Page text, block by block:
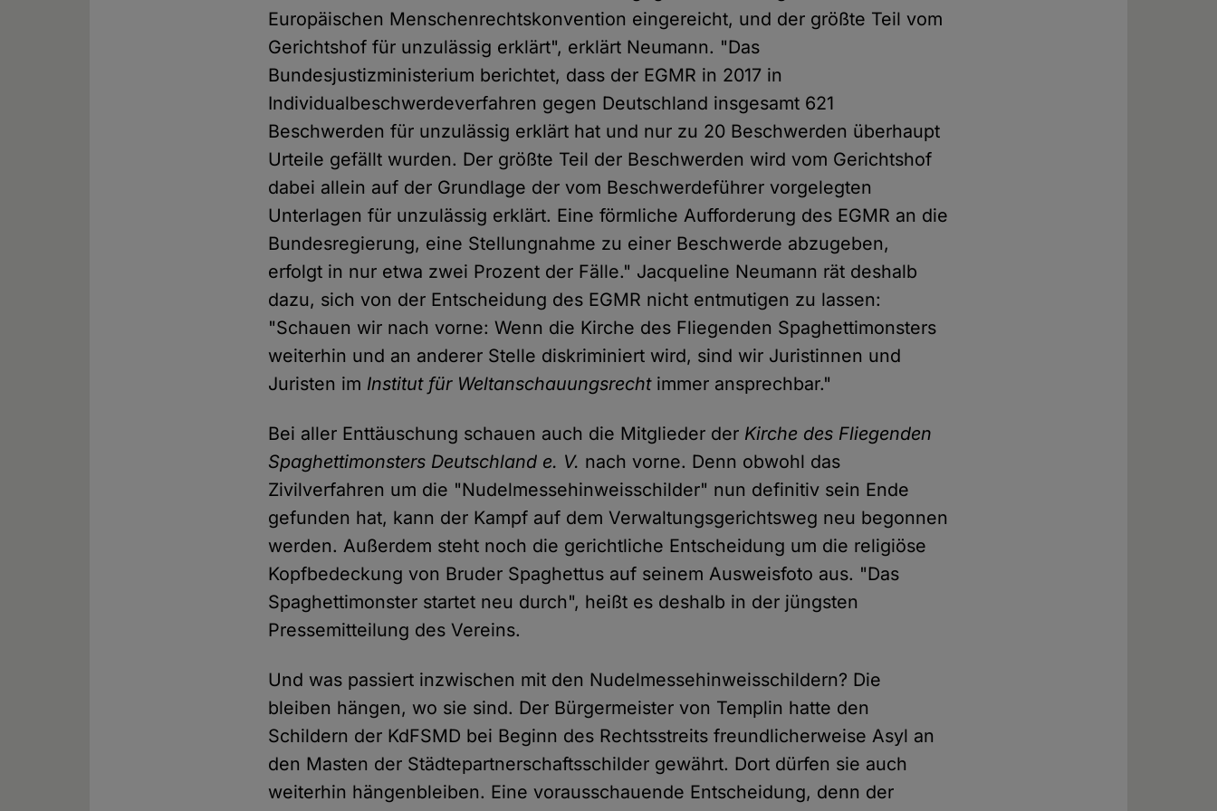
Europäischen Menschenrechtskonvention eingereicht, und der größte Teil vom
Gerichtshof für unzulässig erklärt", erklärt Neumann. "Das
Bundesjustizministerium berichtet, dass der EGMR in 2017 in
Individualbeschwerdeverfahren gegen Deutschland insgesamt 621
Beschwerden für unzulässig erklärt hat und nur zu 20 Beschwerden überhaupt
Urteile gefällt wurden. Der größte Teil der Beschwerden wird vom Gerichtshof
dabei allein auf der Grundlage der vom Beschwerdeführer vorgelegten
Unterlagen für unzulässig erklärt. Eine förmliche Aufforderung des EGMR an die
Bundesregierung, eine Stellungnahme zu einer Beschwerde abzugeben,
erfolgt in nur etwa zwei Prozent der Fälle." Jacqueline Neumann rät deshalb
dazu, sich von der Entscheidung des EGMR nicht entmutigen zu lassen:
"Schauen wir nach vorne: Wenn die Kirche des Fliegenden Spaghettimonsters
weiterhin und an anderer Stelle diskriminiert wird, sind wir Juristinnen und
Juristen im Institut für Weltanschauungsrechtimmer ansprechbar."
Bei aller Enttäuschung schauen auch die Mitglieder der Kirche des Fliegenden
Spaghettimonsters Deutschland e. V. nach vorne. Denn obwohl das
Zivilverfahren um die "Nudelmessehinweisschilder" nun definitiv sein Ende
gefunden hat, kann der Kampf auf dem Verwaltungsgerichtsweg neu begonnen
werden. Außerdem steht noch die gerichtliche Entscheidung um die religiöse
Kopfbedeckung von Bruder Spaghettus auf seinem Ausweisfoto aus. "Das
Spaghettimonster startet neu durch", heißt es deshalb in der jüngsten
Pressemitteilung des Vereins.
Und was passiert inzwischen mit den Nudelmessehinweisschildern? Die
bleiben hängen, wo sie sind. Der Bürgermeister von Templin hatte den
Schildern der KdFSMD bei Beginn des Rechtsstreits freundlicherweise Asyl an
den Masten der Städtepartnerschaftsschilder gewährt. Dort dürfen sie auch
weiterhin hängenbleiben. Eine vorausschauende Entscheidung, denn der